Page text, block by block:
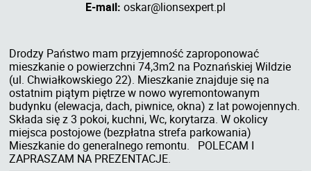
E-mail: oskar@lionsexpert.pl
Drodzy Państwo mam przyjemność zaproponować
mieszkanie o powierzchni 74,3m2 na Poznańskiej Wildzie
(ul. Chwiałkowskiego 22). Mieszkanie znajduje się na
ostatnim piątym piętrze w nowo wyremontowanym
budynku (elewacja, dach, piwnice, okna) z lat powojennych.
Składa się z 3 pokoi, kuchni, Wc, korytarza. W okolicy
miejsca postojowe (bezpłatna strefa parkowania)
Mieszkanie do generalnego remontu. POLECAM I
ZAPRASZAM NA PREZENTACJE.